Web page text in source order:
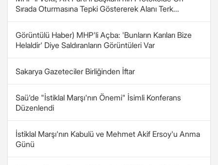
Sırada Oturmasına Tepki Göstererek Alanı Terk...
Görüntülü Haber) MHP'li Açba: 'Bunların Karıları Bize
Helaldir' Diye Saldıranların Görüntüleri Var
Sakarya Gazeteciler Birliğinden İftar
Saü'de "İstiklal Marşı'nın Önemi" İsimli Konferans
Düzenlendi
İstiklal Marşı'nın Kabulü ve Mehmet Akif Ersoy'u Anma
Günü